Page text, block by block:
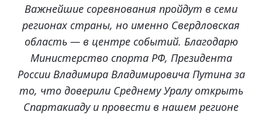
Важнейшие соревнования пройдут в семи
регионах страны, но именно Свердловская
область — в центре событий. Благодарю
Министерство спорта РФ, Президента
России Владимира Владимировича Путина за
то, что доверили Среднему Уралу открыть
Спартакиаду и провести в нашем регионе